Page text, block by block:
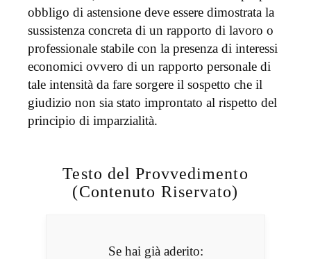
obbligo di astensione deve essere dimostrata la
sussistenza concreta di un rapporto di lavoro o
professionale stabile con la presenza di interessi
economici ovvero di un rapporto personale di
tale intensità da fare sorgere il sospetto che il
giudizio non sia stato improntato al rispetto del
principio di imparzialità.
Testo del Provvedimento
(Contenuto Riservato)
Se hai già aderito: